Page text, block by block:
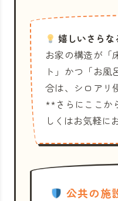
嬉しいさらな
お家の構造が「
ト」かつ「お
合は、シロアリ
**さらにここか
しくはお気軽に
公共の施